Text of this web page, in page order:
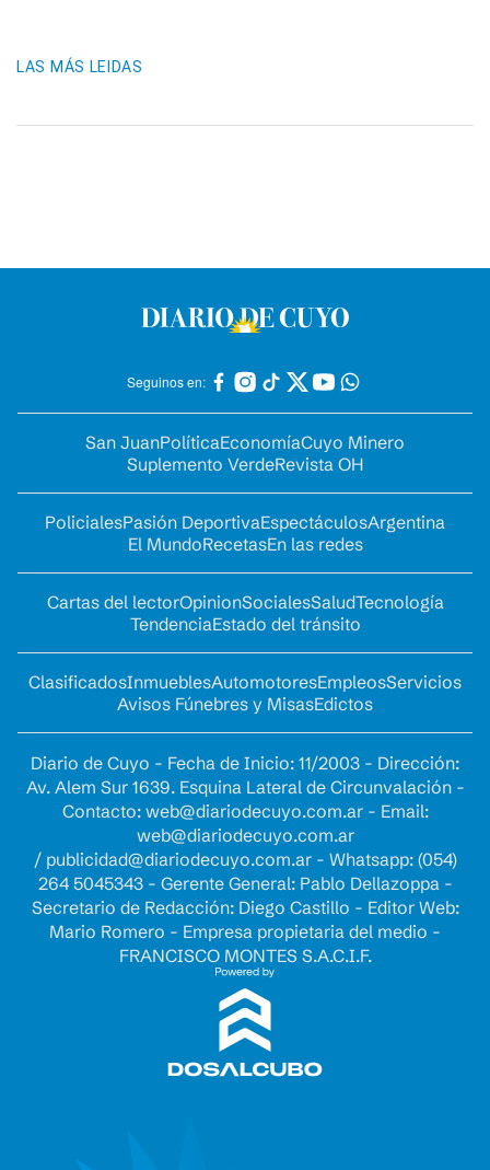
LAS MÁS LEIDAS
Seguinos en:
San JuanPolíticaEconomíaCuyo Minero
Suplemento VerdeRevista OH
PolicialesPasión DeportivaEspectáculosArgentina
El MundoRecetasEn las redes
Cartas del lectorOpinionSocialesSaludTecnología
TendenciaEstado del tránsito
ClasificadosInmueblesAutomotoresEmpleosServicios
Avisos Fúnebres y MisasEdictos
Diario de Cuyo - Fecha de Inicio: 11/2003 - Dirección:
Av. Alem Sur 1639. Esquina Lateral de Circunvalación -
Contacto: web@diariodecuyo.com.ar- Email:
web@diariodecuyo.com.ar
/ publicidad@diariodecuyo.com.ar- Whatsapp: (054)
264 5045343 - Gerente General: Pablo Dellazoppa -
Secretario de Redacción: Diego Castillo - Editor Web:
Mario Romero - Empresa propietaria del medio -
FRANCISCO MONTES S.A.C.I.F.